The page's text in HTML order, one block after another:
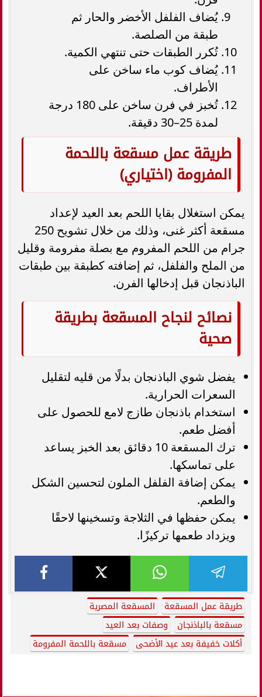
يُضاف الفلفل الأخضر والحار ثم
طبقة من الصلصة.
تُكرر الطبقات حتى تنتهي الكمية.
يُضاف كوب ماء ساخن على
الأطراف.
تُخبز في فرن ساخن على 180 درجة
لمدة 25–30 دقيقة.
طريقة عمل مسقعة باللحمة
المفرومة (اختياري)
يمكن استغلال بقايا اللحم بعد العيد لإعداد
مسقعة أكثر غنى، وذلك من خلال تشويح 250
جرام من اللحم المفروم مع بصلة مفرومة وقليل
من الملح والفلفل، ثم إضافته كطبقة بين طبقات
الباذنجان قبل إدخالها الفرن.
نصائح لنجاح المسقعة بطريقة
صحية
يفضل شوي الباذنجان بدلًا من قليه لتقليل
السعرات الحرارية.
استخدام باذنجان طازج لامع للحصول على
أفضل طعم.
ترك المسقعة 10 دقائق بعد الخبز يساعد
على تماسكها.
يمكن إضافة الفلفل الملون لتحسين الشكل
والطعم.
يمكن حفظها في الثلاجة وتسخينها لاحقًا
ويزداد طعمها تركيزًا.
طريقة عمل المسقعة
المسقعة المصرية
مسقعة بالباذنجان
وصفات بعد العيد
أكلات خفيفة بعد عيد الأضحى
مسقعة باللحمة المفرومة